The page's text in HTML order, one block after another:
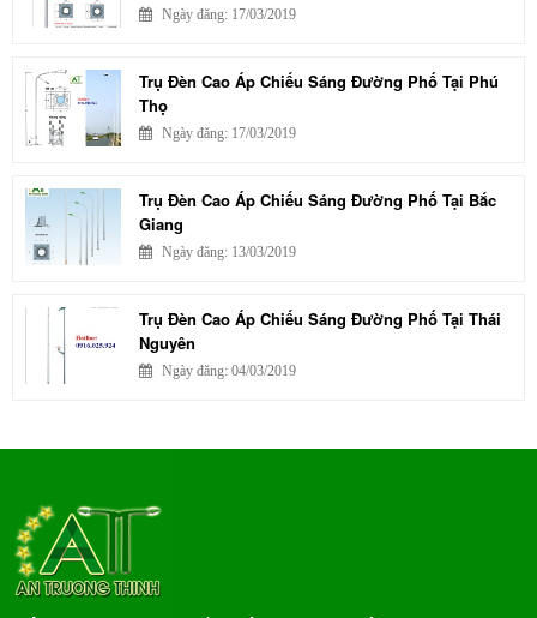
Ngày đăng: 17/03/2019
Trụ Đèn Cao Áp Chiếu Sáng Đường Phố Tại Phú
Thọ
Ngày đăng: 17/03/2019
Trụ Đèn Cao Áp Chiếu Sáng Đường Phố Tại Bắc
Giang
Ngày đăng: 13/03/2019
Trụ Đèn Cao Áp Chiếu Sáng Đường Phố Tại Thái
Nguyên
Ngày đăng: 04/03/2019